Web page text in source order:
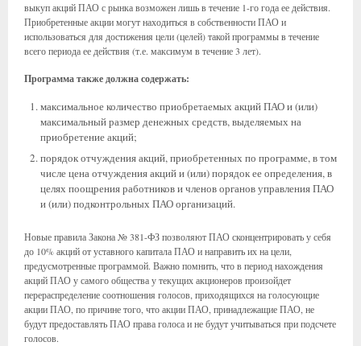
выкуп акций ПАО с рынка возможен лишь в течение 1-го года ее действия.
Приобретенные акции могут находиться в собственности ПАО и
использоваться для достижения цели (целей) такой программы в течение
всего периода ее действия (т.е. максимум в течение 3 лет).
Программа также должна содержать:
максимальное количество приобретаемых акций ПАО и (или)
максимальный размер денежных средств, выделяемых на
приобретение акций;
порядок отчуждения акций, приобретенных по программе, в том
числе цена отчуждения акций и (или) порядок ее определения, в
целях поощрения работников и членов органов управления ПАО
и (или) подконтрольных ПАО организаций.
Новые правила Закона № 381-ФЗ позволяют ПАО сконцентрировать у себя
до 10% акций от уставного капитала ПАО и направить их на цели,
предусмотренные программой. Важно помнить, что в период нахождения
акций ПАО у самого общества у текущих акционеров произойдет
перераспределение соотношения голосов, приходящихся на голосующие
акции ПАО, по причине того, что акции ПАО, принадлежащие ПАО, не
будут предоставлять ПАО права голоса и не будут учитываться при подсчете
голосов.